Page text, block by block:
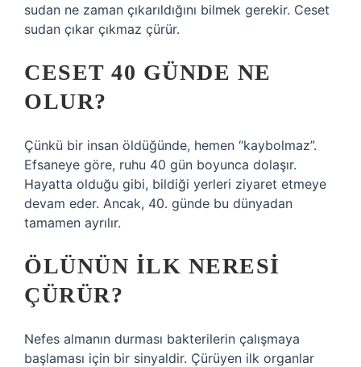
sudan ne zaman çıkarıldığını bilmek gerekir. Ceset
sudan çıkar çıkmaz çürür.
CESET 40 GÜNDE NE
OLUR?
Çünkü bir insan öldüğünde, hemen “kaybolmaz”.
Efsaneye göre, ruhu 40 gün boyunca dolaşır.
Hayatta olduğu gibi, bildiği yerleri ziyaret etmeye
devam eder. Ancak, 40. günde bu dünyadan
tamamen ayrılır.
ÖLÜNÜN ILK NERESI
ÇÜRÜR?
Nefes almanın durması bakterilerin çalışmaya
başlaması için bir sinyaldir. Çürüyen ilk organlar